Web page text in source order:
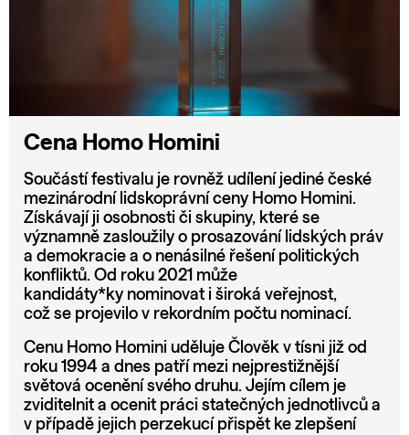
Cena Homo Homini
Součástí festivalu je rovněž udílení jediné české
mezinárodní lidskoprávní ceny Homo Homini.
Získávají ji osobnosti či skupiny, které se
významně zasloužily o prosazování lidských práv
a demokracie a o nenásilné řešení politických
konfliktů. Od roku 2021 může
kandidáty*ky nominovat i široká veřejnost,
což se projevilo v rekordním počtu nominací.
Cenu Homo Homini uděluje Člověk v tísni již od
roku 1994 a dnes patří mezi nejprestižnější
světová ocenění svého druhu. Jejím cílem je
zviditelnit a ocenit práci statečných jednotlivců a
v případě jejich perzekucí přispět ke zlepšení